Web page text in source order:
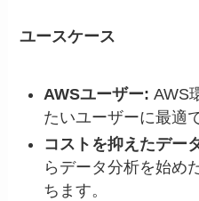
ユースケース
AWSユーザー: AWS
たいユーザーに最適
コストを抑えたデー
らデータ分析を始め
ちます。